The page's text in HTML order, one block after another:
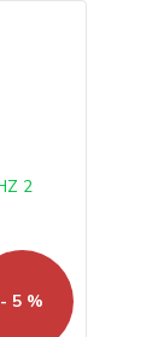
- 5 %